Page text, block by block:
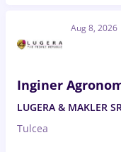
Aug 8, 2026
Inginer
LUGERA & MAKLER
Tulcea